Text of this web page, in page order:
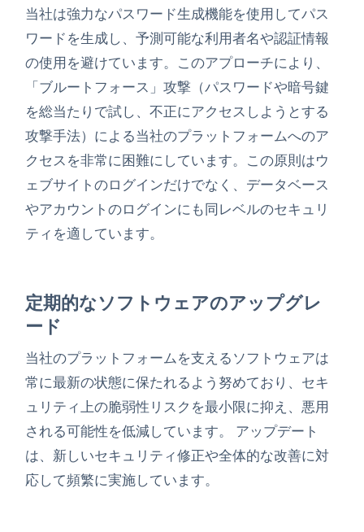
当社は強力なパスワード生成機能を使用してパス
ワードを生成し、予測可能な利用者名や認証情報
の使用を避けています。このアプローチにより、
「ブルートフォース」攻撃（パスワードや暗号鍵
を総当たりで試し、不正にアクセスしようとする
攻撃手法）による当社のプラットフォームへのア
クセスを非常に困難にしています。この原則はウ
ェブサイトのログインだけでなく、データベース
やアカウントのログインにも同レベルのセキュリ
ティを適しています。
定期的なソフトウェアのアップグレ
ード
当社のプラットフォームを支えるソフトウェアは
常に最新の状態に保たれるよう努めており、セキ
ュリティ上の脆弱性リスクを最小限に抑え、悪用
される可能性を低減しています。 アップデート
は、新しいセキュリティ修正や全体的な改善に対
応して頻繁に実施しています。